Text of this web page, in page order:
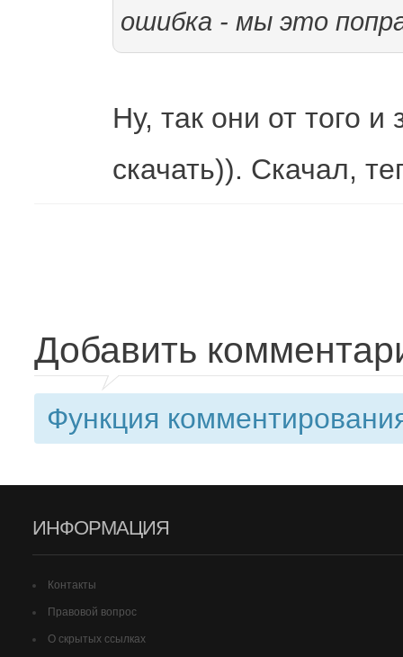
ошибка - мы это
Ну, так они от того и
скачать)). Скачал,
Добавить
Функция
ИНФОРМАЦИЯ
Контакты
Правовой вопрос
О скрытых ссылках